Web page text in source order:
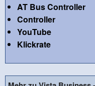
AT Bus Controller
Controller
YouTube
Klickrate